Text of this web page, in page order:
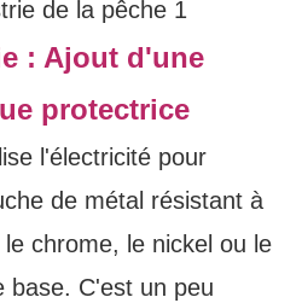
: Ajout d'une
protectrice
l'électricité pour
de métal résistant à
chrome, le nickel ou le
base. C'est un peu